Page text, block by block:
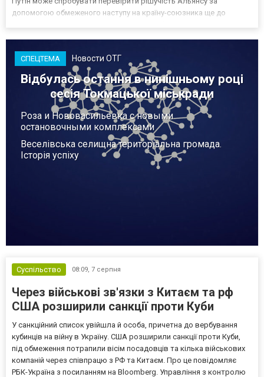
допомогою обмеженого наступу на країну-союзника ще до
СПЕЦТЕМА Новости ОТГ
Відбулась остання в нинішньому році
сесія Токмацької міськради
Роза и Нововасильевка с новыми
остановочными комплексами
Веселівська селищна територіальна громада.
Історія успіху
Суспільство 08:09, 7 серпня
Через військові зв'язки з Китаєм та рф
США розширили санкції проти Куби
У санкційний список увійшла й особа, причетна до вербування
кубинців на війну в Україну. США розширили санкції проти Куби,
під обмеження потрапили вісім посадовців та кілька військових
компаній через співпрацю з РФ та Китаєм. Про це повідомляє
РБК-Україна з посиланням на Bloomberg. Управління з контролю